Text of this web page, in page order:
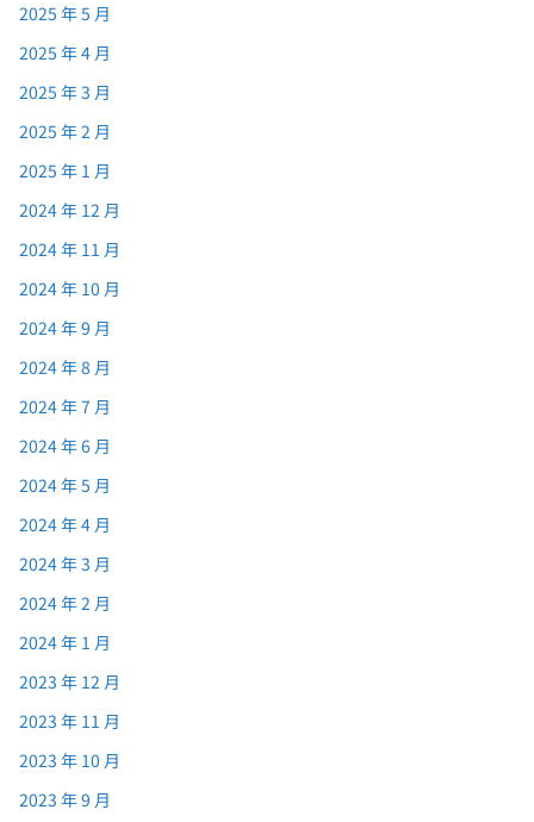
2025 年 5 月
2025 年 4 月
2025 年 3 月
2025 年 2 月
2025 年 1 月
2024 年 12 月
2024 年 11 月
2024 年 10 月
2024 年 9 月
2024 年 8 月
2024 年 7 月
2024 年 6 月
2024 年 5 月
2024 年 4 月
2024 年 3 月
2024 年 2 月
2024 年 1 月
2023 年 12 月
2023 年 11 月
2023 年 10 月
2023 年 9 月